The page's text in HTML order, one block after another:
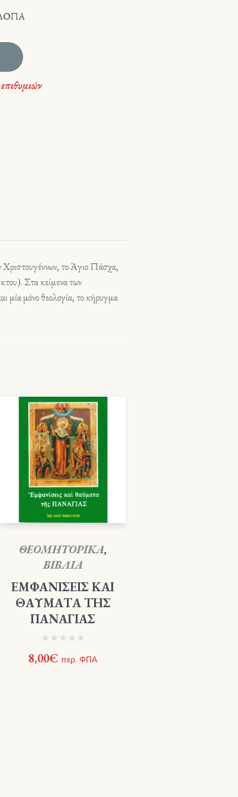
Χριστουγέννων, το Άγιο Πάσχα,
Στα κείμενα των
μία μόνο θεολογία, το κήρυγμα
ΘΕΟΜΗΤΟΡΙΚΑ,
ΒΙΒΛΙΑ
ΕΜΦΑΝΙΣΕΙΣ ΚΑΙ
ΘΑΥΜΑΤΑ ΤΗΣ
ΠΑΝΑΓΙΑΣ
8,00€ περ. ΦΠΑ